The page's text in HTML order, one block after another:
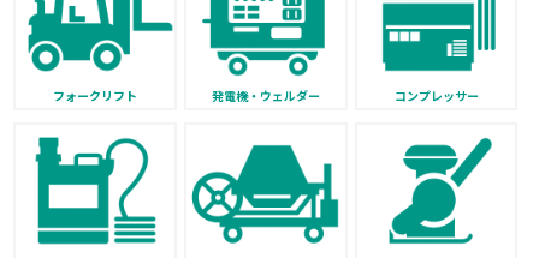
フォークリフト 発電機・ウェルダー コンプレッサー